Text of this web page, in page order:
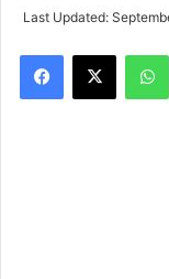
Last Updated:
Facebook
X